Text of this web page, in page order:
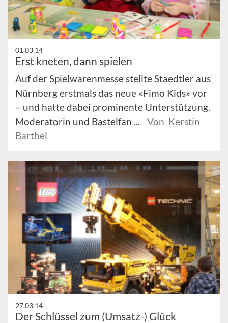
01.03.14
Erst kneten, dann spielen
Auf der Spielwarenmesse stellte Staedtler aus
Nürnberg erstmals das neue «Fimo Kids» vor
– und hatte dabei prominente Unterstützung.
Moderatorin und Bastelfan ...
Von Kerstin
Barthel
27.03.14
Der Schlüssel zum (Umsatz-) Glück